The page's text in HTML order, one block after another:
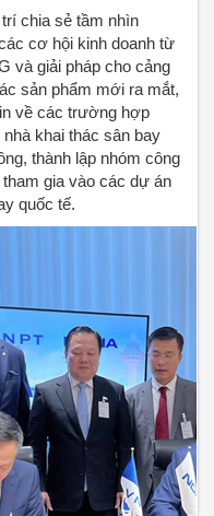
chia sẻ tầm nhìn
cơ hội kinh doanh từ
và giải pháp cho cảng
sản phẩm mới ra mắt,
về các trường hợp
khai thác sân bay
thành lập nhóm công
gia vào các dự án
quốc tế.